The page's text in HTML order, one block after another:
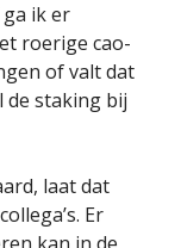
ik er
roerige cao-
of valt dat
de staking bij
laat dat
Er